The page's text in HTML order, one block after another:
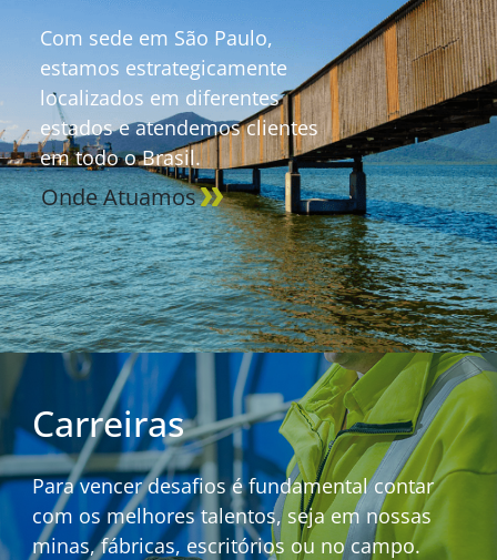
Com sede em São Paulo,
estamos estrategicamente
localizados em diferentes
estados e atendemos clientes
em todo o Brasil.
Onde Atuamos
Carreiras
Para vencer desafios é fundamental contar
com os melhores talentos, seja em nossas
minas, fábricas, escritórios ou no campo.